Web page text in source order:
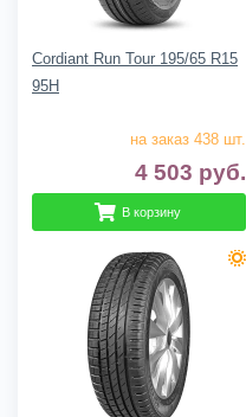
Cordiant Run Tour 195/65 R15
95H
на заказ 438 шт.
4 503 руб.
В корзину